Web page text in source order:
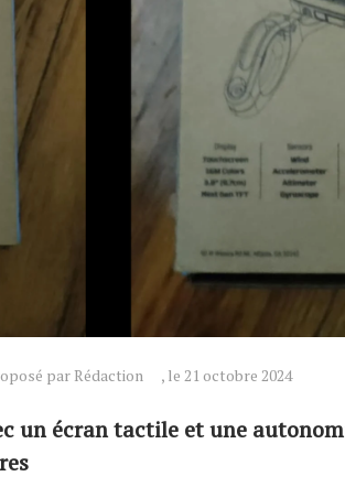
par Rédaction , le 21 octobre 2024
un écran tactile et une